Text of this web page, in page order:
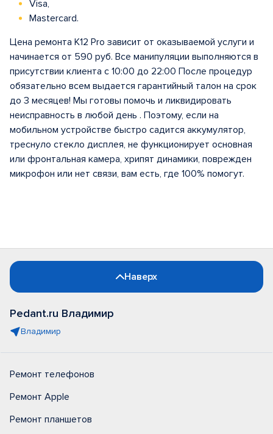
Visa,
Mastercard.
Цена ремонта K12 Pro зависит от оказываемой услуги и
начинается от 590 руб. Все манипуляции выполняются в
присутствии клиента с 10:00 до 22:00 После процедур
обязательно всем выдается гарантийный талон на срок
до 3 месяцев! Мы готовы помочь и ликвидировать
неисправность в любой день . Поэтому, если на
мобильном устройстве быстро садится аккумулятор,
треснуло стекло дисплея, не функционирует основная
или фронтальная камера, хрипят динамики, поврежден
микрофон или нет связи, вам есть, где 100% помогут.
Наверх
Pedant.ru Владимир
Владимир
Ремонт телефонов
Ремонт Apple
Ремонт планшетов